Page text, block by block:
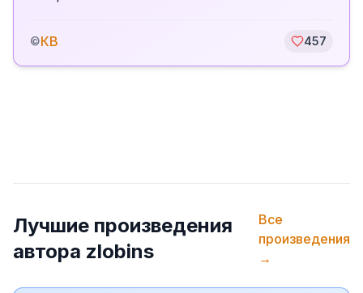
©КВ 457
Лучшие произведения
автора zlobins
Все
произведения
→